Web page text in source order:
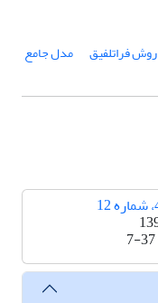
روش فراتلفیق مدل جامع
7-37